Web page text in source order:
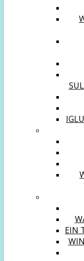
EIN